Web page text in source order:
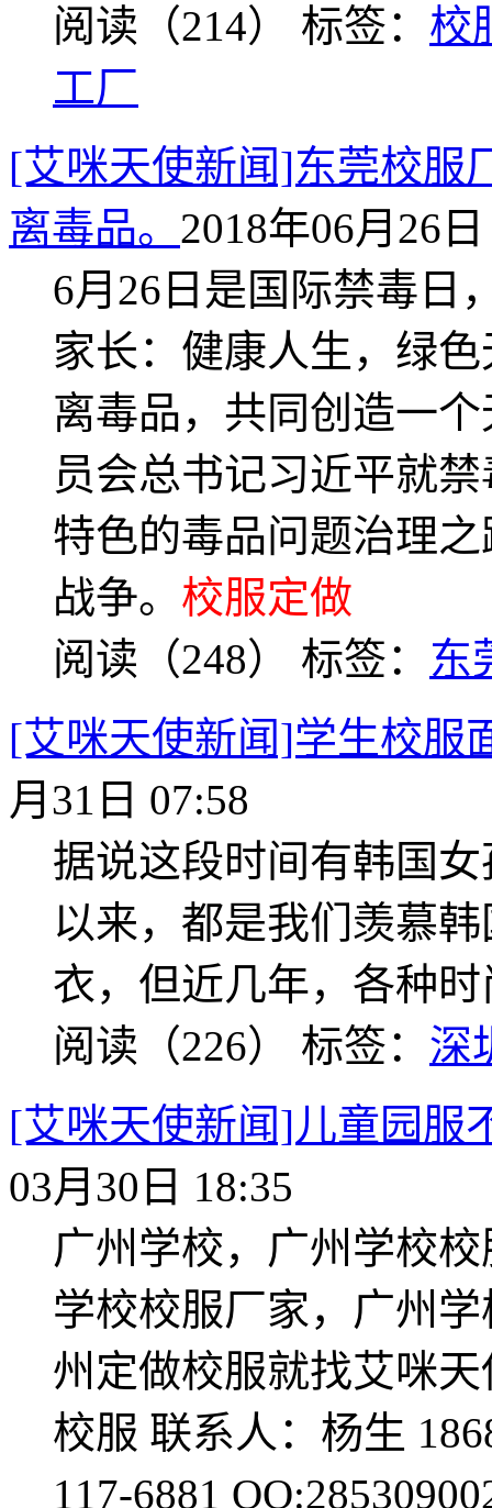
阅读（214） 标签： 校
工厂
[艾咪天使新闻]东莞校服
离毒品。 2018年06月26
6月26日是国际禁毒日
家长：健康人生，绿
离毒品，共同创造一
员会总书记习近平就
特色的毒品问题治理
战争。 校服定做
阅读（248） 标签： 东
[艾咪天使新闻]学生校服
月31日 07:58
据说这段时间有韩国
以来，都是我们羡慕
衣，但近几年，各种
阅读（226） 标签： 深
[艾咪天使新闻]儿童园服
03月30日 18:35
广州学校，广州学校
学校校服厂家，广州
州定做校服就找艾咪
校服 联系人：杨生
117-6881